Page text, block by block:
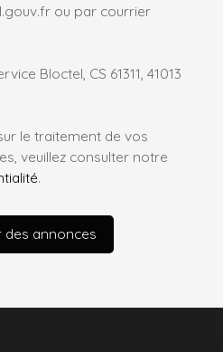
ou par courrier
Bloctel, CS 61311, 41013
le traitement de vos
veuillez consulter notre
.
des annonces